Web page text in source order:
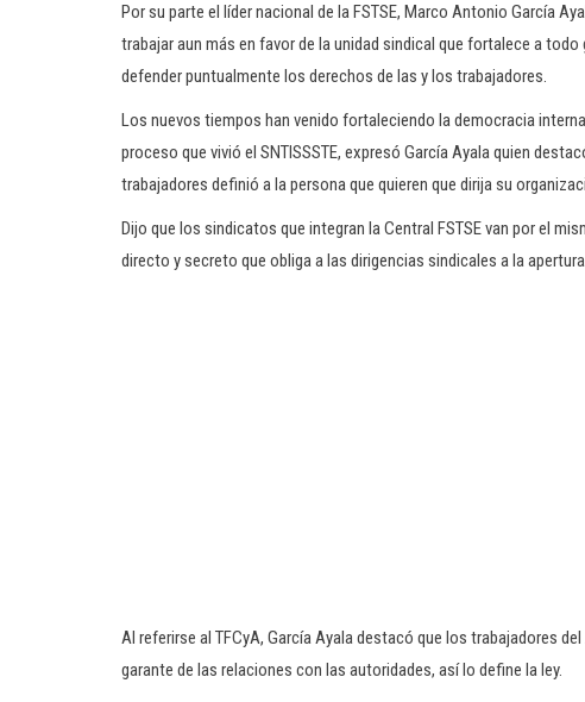
Por su parte el líder nacional de la FSTSE, Marco Antonio García
trabajar aun más en favor de la unidad sindical que fortalece a
defender puntualmente los derechos de las y los trabajadores.
Los nuevos tiempos han venido fortaleciendo la democracia
proceso que vivió el SNTISSSTE, expresó García Ayala quien
trabajadores definió a la persona que quieren que dirija su
Dijo que los sindicatos que integran la Central FSTSE van por el
directo y secreto que obliga a las dirigencias sindicales a la
Al referirse al TFCyA, García Ayala destacó que los trabajadores
garante de las relaciones con las autoridades, así lo define la ley.